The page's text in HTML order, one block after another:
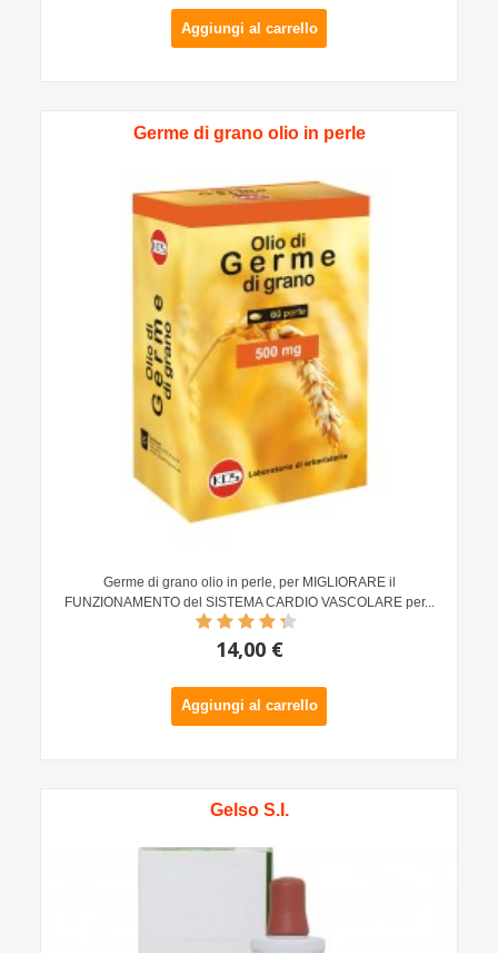
Aggiungi al carrello
Germe di grano olio in perle
Germe di grano olio in perle, per MIGLIORARE il
FUNZIONAMENTO del SISTEMA CARDIO VASCOLARE per...
14,00 €
Aggiungi al carrello
Gelso S.I.